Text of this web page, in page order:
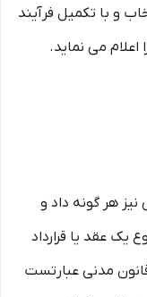
و با تکمیل فرآیند
می نماید.
هر گونه داد و
یک عقد یا قرارداد
باشد. عقد یا قرارداد مطابق ماده ۱۸۳ قانون مدنی عبارتست